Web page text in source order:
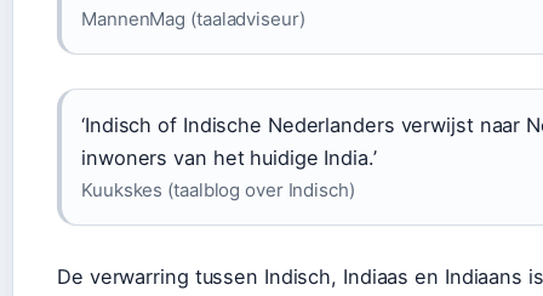
MannenMag (taaladviseur)
‘Indisch of Indische Nederlanders verwijst naar
inwoners van het huidige India.’
Kuukskes (taalblog over Indisch)
De verwarring tussen Indisch, Indiaas en Indiaans